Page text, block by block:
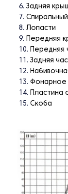
Задняя
Лопасти
Передняя
Передняя
Задняя
Фонарное
Пластина
Скоба